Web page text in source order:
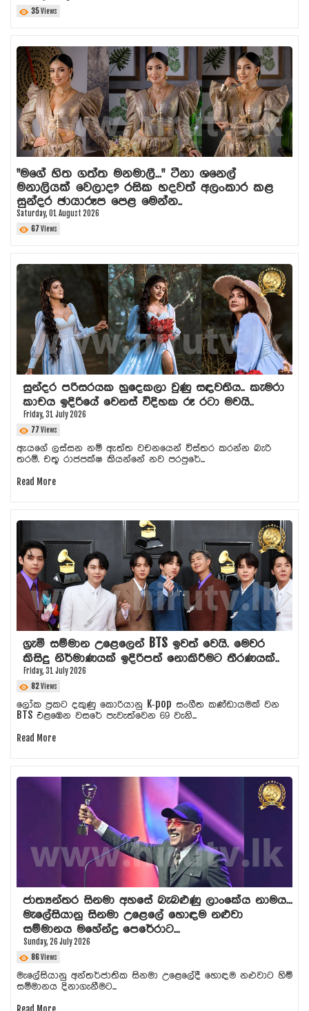
35Views
"මගේ හිත ගත්ත මනමාලී..." ටීනා ශනෙල්
මනාලියක් වෙලාද? රසික හදවත් අලංකාර කළ
සුන්දර ඡායාරූප පෙළ මෙන්න..
Saturday, 01 August 2026
67 Views
සුන්දර පරිසරයක හුදෙකලා වුණු සඳවතිය.. කැමරා
කාචය ඉදිරියේ වෙනස් විදිහක රූ රටා මවයි..
Friday, 31 July 2026
77 Views
ඇයගේ ලස්සන නම් ඇත්ත වචනයෙන් විස්තර කරන්න බැරි
තරම්. චතූ රාජපක්ෂ කියන්නේ නව පරපුරේ...
Read More
ග්‍රැමී සම්මාන උළෙලෙන් BTS ඉවත් වෙයි. මෙවර
කිසිදු නිර්මාණයක් ඉදිරිපත් නොකිරීමට තීරණයක්..
Friday, 31 July 2026
82Views
ලෝක ප්‍රකට දකුණු කොරියානු K-pop සංගීත කණ්ඩායමක් වන
BTS එළඹෙන වසරේ පැවැත්වෙන 69 වැනි...
Read More
ජාත්‍යන්තර සිනමා අහසේ බැබළුණු ලාංකේය නාමය...
මැලේසියානු සිනමා උළෙලේ හොඳම නළුවා
සම්මානය මහේන්ද්‍ර පෙරේරාට...
Sunday, 26 July 2026
86Views
මැලේසියානු අන්තර්ජාතික සිනමා උළෙලේදී හොඳම නළුවාට හිමි
සම්මානය දිනාගැනීමට...